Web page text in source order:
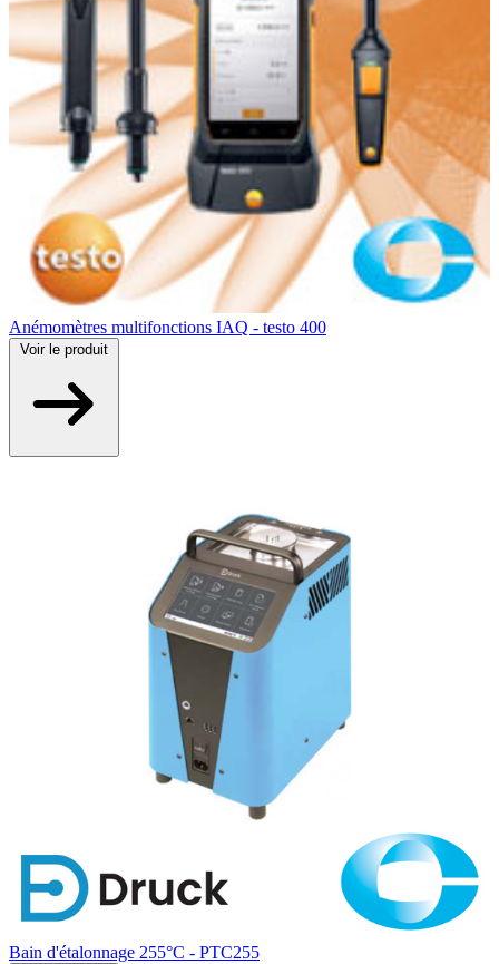
Anémomètres multifonctions IAQ - testo 400
Voir le produit
Bain d'étalonnage 255°C - PTC255